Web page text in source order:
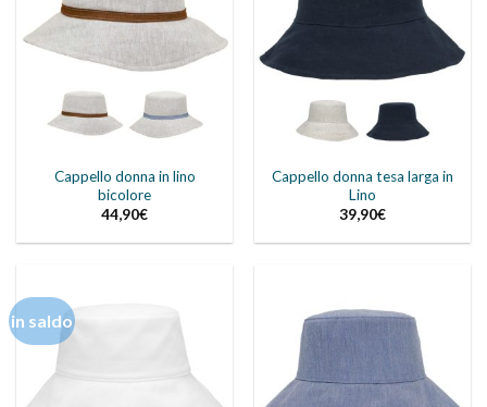
Cappello donna in lino
bicolore
44,90€
Cappello donna tesa larga in
Lino
39,90€
in saldo